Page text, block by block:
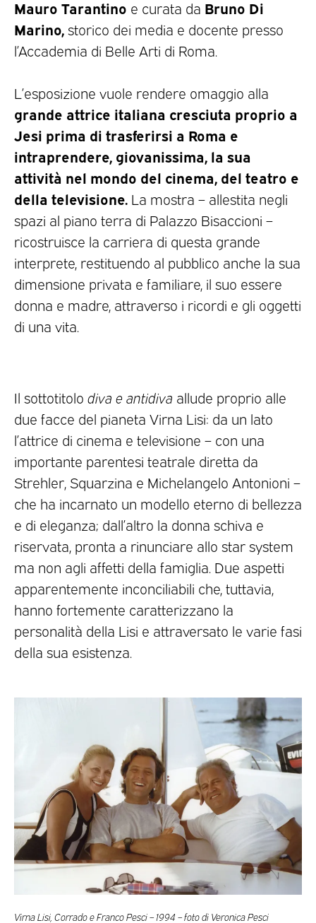
Mauro Tarantino e curata da Bruno Di
Marino, storico dei media e docente presso
l’Accademia di Belle Arti di Roma.
L’esposizione vuole rendere omaggio alla
grande attrice italiana cresciuta proprio a
Jesi prima di trasferirsi a Roma e
intraprendere, giovanissima, la sua
attività nel mondo del cinema, del teatro e
della televisione. La mostra – allestita negli
spazi al piano terra di Palazzo Bisaccioni –
ricostruisce la carriera di questa grande
interprete, restituendo al pubblico anche la sua
dimensione privata e familiare, il suo essere
donna e madre, attraverso i ricordi e gli oggetti
di una vita.
Il sottotitolo diva e antidiva allude proprio alle
due facce del pianeta Virna Lisi: da un lato
l’attrice di cinema e televisione – con una
importante parentesi teatrale diretta da
Strehler, Squarzina e Michelangelo Antonioni –
che ha incarnato un modello eterno di bellezza
e di eleganza; dall’altro la donna schiva e
riservata, pronta a rinunciare allo star system
ma non agli affetti della famiglia. Due aspetti
apparentemente inconciliabili che, tuttavia,
hanno fortemente caratterizzano la
personalità della Lisi e attraversato le varie fasi
della sua esistenza.
Virna Lisi, Corrado e Franco Pesci – 1994 – foto di Veronica Pesci